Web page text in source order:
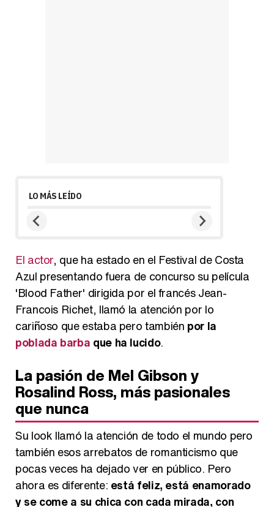
LO MÁS LEÍDO
El actor, que ha estado en el Festival de Costa
Azul presentando fuera de concurso su película
'Blood Father' dirigida por el francés Jean-
Francois Richet, llamó la atención por lo
cariñoso que estaba pero también por la
poblada barba que ha lucido.
La pasión de Mel Gibson y
Rosalind Ross, más pasionales
que nunca
Su look llamó la atención de todo el mundo pero
también esos arrebatos de romanticismo que
pocas veces ha dejado ver en público. Pero
ahora es diferente: está feliz, está enamorado
y se come a su chica con cada mirada, con